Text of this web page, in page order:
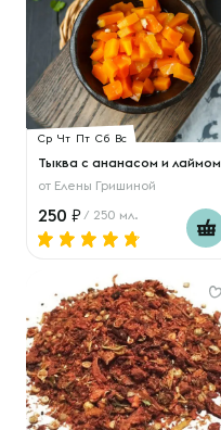
Ср Чт Пт Сб Вс
Тыква с ананасом и лаймом
от Елены Гришиной
250 / 250 мл.